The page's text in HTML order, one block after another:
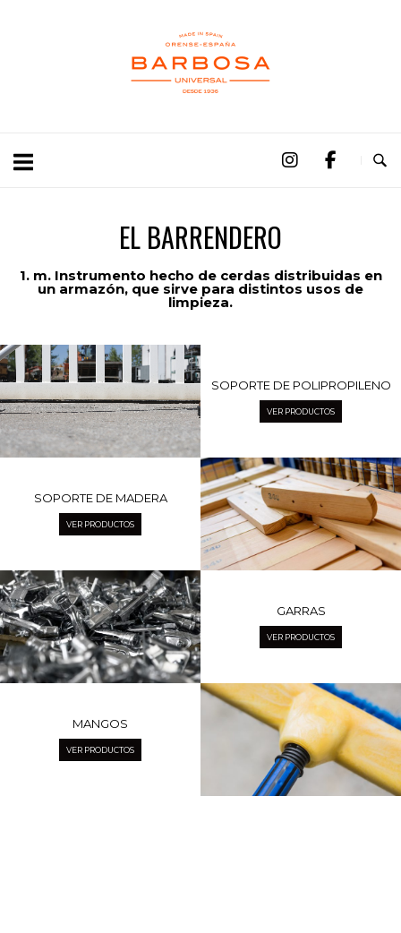
EL BARRENDERO
1. m. Instrumento hecho de cerdas distribuidas en
un armazón, que sirve para distintos usos de
limpieza.
SOPORTE DE POLIPROPILENO
VER PRODUCTOS
SOPORTE DE MADERA
VER PRODUCTOS
GARRAS
VER PRODUCTOS
MANGOS
VER PRODUCTOS